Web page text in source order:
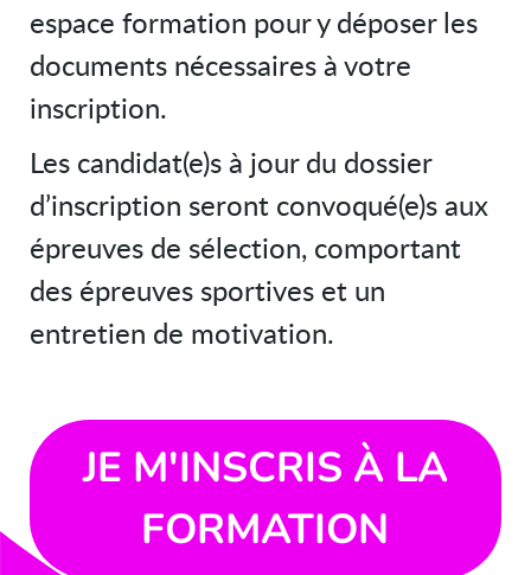
espace formation pour y déposer les
documents nécessaires à votre
inscription.
Les candidat(e)s à jour du dossier
d’inscription seront convoqué(e)s aux
épreuves de sélection, comportant
des épreuves sportives et un
entretien de motivation.
JE M'INSCRIS À LA
FORMATION